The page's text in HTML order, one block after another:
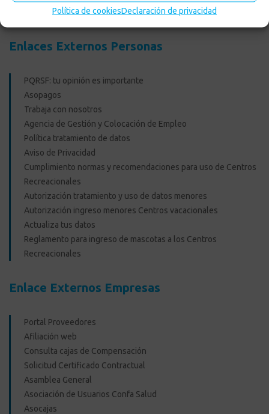
Política de cookiesDeclaración de privacidad
Enlaces Externos Personas
PQRSF: tu opinión es importante
Asopagos
Trabaja con nosotros
Agencia de Gestión y Colocación de Empleo
Política tratamiento de datos
Aviso de Privacidad
Cumplimiento normas y recomendaciones para uso de Centros
Recreacionales
Autorización tratamiento y uso de datos menores
Autorización ingreso menores Centros vacacionales
Actualiza tus datos
Reglamento para ingreso de mascotas a los Centros
Recreacionales
Enlace Externos Empresas
Portal Proveedores
Afiliación web
Consulta cajas de Compensación
Solicitud Certificado Contractual
Asamblea General
Asociación de Usuarios Confa Salud
Asocajas